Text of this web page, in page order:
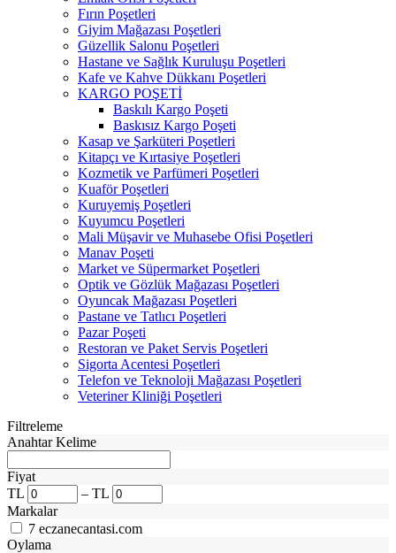
Fırın Poşetleri
Giyim Mağazası Poşetleri
Güzellik Salonu Poşetleri
Hastane ve Sağlık Kuruluşu Poşetleri
Kafe ve Kahve Dükkanı Poşetleri
KARGO POŞETİ
Baskılı Kargo Poşeti
Baskısız Kargo Poşeti
Kasap ve Şarküteri Poşetleri
Kitapçı ve Kırtasiye Poşetleri
Kozmetik ve Parfümeri Poşetleri
Kuaför Poşetleri
Kuruyemiş Poşetleri
Kuyumcu Poşetleri
Mali Müşavir ve Muhasebe Ofisi Poşetleri
Manav Poşeti
Market ve Süpermarket Poşetleri
Optik ve Gözlük Mağazası Poşetleri
Oyuncak Mağazası Poşetleri
Pastane ve Tatlıcı Poşetleri
Pazar Poşeti
Restoran ve Paket Servis Poşetleri
Sigorta Acentesi Poşetleri
Telefon ve Teknoloji Mağazası Poşetleri
Veteriner Kliniği Poşetleri
Filtreleme
Anahtar Kelime
Fiyat
TL
– TL
Markalar
7 eczanecantasi.com
Oylama